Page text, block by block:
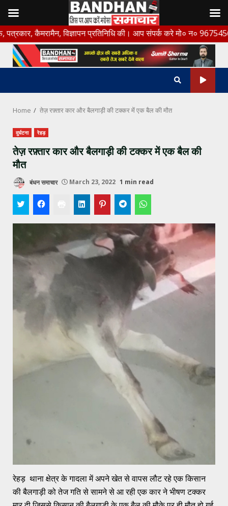
Skip
to
content
विज्ञापन प्रतिनिधि की। आप संपर्क करे मो० न० 9675456888
Home तेज़ रफ़्तार कार और बैलगाड़ी की टक्कर में एक बैल की मौत
दुर्घटना रेहड़
तेज़ रफ़्तार कार और बैलगाड़ी की टक्कर में एक बैल की
मौत
बंधन समाचार March 23, 2022 1 min read
रेहड़ थाना क्षेत्र के गादला में अपने खेत से वापस लौट रहे एक किसान
की बैलगाड़ी को तेज गति से सामने से आ रही एक कार ने भीषण टक्कर